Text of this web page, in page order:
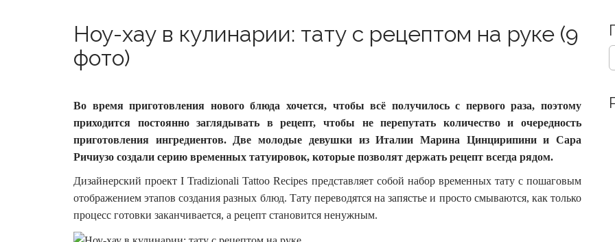
Ноу-хау в кулинарии: тату с рецептом на руке (9
фото)
Во время приготовления нового блюда хочется, чтобы всё получилось с первого раза, поэтому
приходится постоянно заглядывать в рецепт, чтобы не перепутать количество и очередность
приготовления ингредиентов. Две молодые девушки из Италии Марина Цинцирипини и Сара
Ричиузо создали серию временных татуировок, которые позволят держать рецепт всегда рядом.
Дизайнерский проект I Tradizionali Tattoo Recipes представляет собой набор временных тату с пошаговым
отображением этапов создания разных блюд. Тату переводятся на запястье и просто смываются, как только
процесс готовки заканчивается, а рецепт становится ненужным.
S
e
c